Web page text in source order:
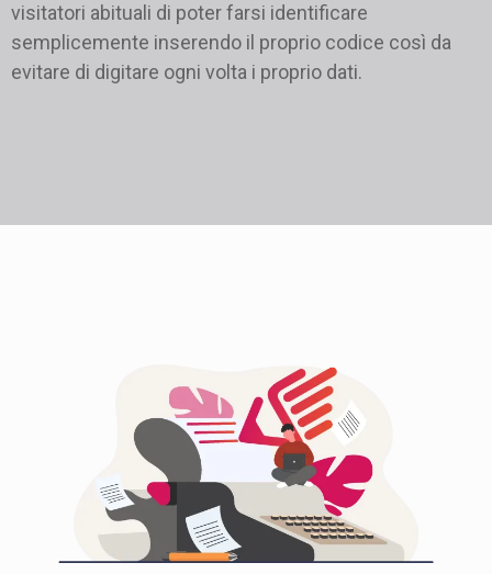
visitatori abituali di poter farsi identificare
semplicemente inserendo il proprio codice così da
evitare di digitare ogni volta i proprio dati.